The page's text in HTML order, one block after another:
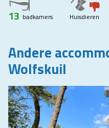
13 badkamers Huisdieren
Andere
Wolfskuil